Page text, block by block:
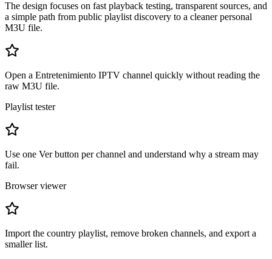
The design focuses on fast playback testing, transparent sources, and
a simple path from public playlist discovery to a cleaner personal
M3U file.
Open a Entretenimiento IPTV channel quickly without reading the
raw M3U file.
Playlist tester
Use one Ver button per channel and understand why a stream may
fail.
Browser viewer
Import the country playlist, remove broken channels, and export a
smaller list.